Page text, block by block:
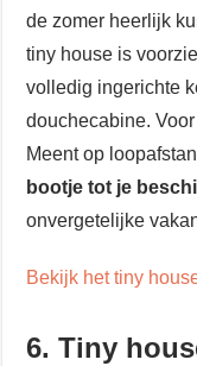
de zomer heerlijk
tiny house is
volledig ingerichte
douchecabine.
Meent op
bootje tot je
onvergetelijke
Bekijk het tiny
6. Tiny